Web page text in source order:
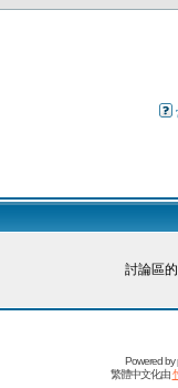
討論區
Powered by
繁體中文化由